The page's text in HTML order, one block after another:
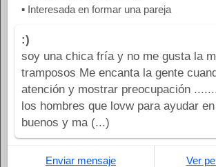
▪ Interesada en formar una pareja
:)
soy una chica fría y no me gusta la
tramposos Me encanta la gente
atención y mostrar preocupación
los hombres que lovw para ayudar
buenos y ma (...)
Enviar mensaje Ver